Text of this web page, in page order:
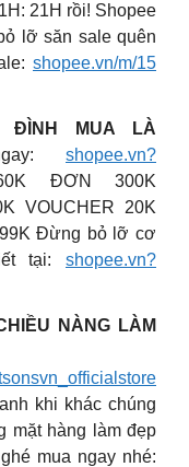
21H rồi! Shopee
lỡ săn sale quên
shopee.vn/m/15
ĐÌNH MUA LÀ
shopee.vn?
ĐƠN 300K
VOUCHER 20K
Đừng bỏ lỡ cơ
tại: shopee.vn?
NÀNG LÀM
khi khác chúng
mặt hàng làm đẹp
mua ngay nhé: